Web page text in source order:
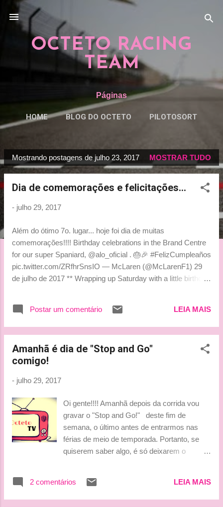
OCTETO RACING
TEAM
Páginas
HOME BLOG DO OCTETO PILOTOSORT
P
o
Mostrando postagens de julho 23, 2017 MOSTRAR TUDO
Dia de comemorações e felicitações...
- julho 29, 2017
Além do ótimo 7o. lugar... hoje foi dia de muitas
comemorações!!!! Birthday celebrations in the Brand Centre
for our super Spaniard, @alo_oficial . 🎂🎉 #FelizCumpleaños
pic.twitter.com/ZRfhrSnsIO — McLaren (@McLarenF1) 29
de julho de 2017 ** Wrapping up Saturday with a little birthday
de julho de 2017 ** Con @PedrodelaRosa1 @Carlossainz55
en el cumple de @alo_oficial #GPHungria
(@Christian_F1) 29 de julho de 2017 ** It's paddock #party
time for @alo_oficial down at #McLarenHonda . The place
#samurai pic.twitter.com/Re7z3HSRNR — Honda Racing F1
(@HondaRacingF1) 29 de julho de 2017 ** Moko felicita el
cumpleaños a @alo_oficial pic.twitter.com/73J28aQ9n6 —
Christian García (@Christian_F1) 29 de julho de 2017 **
Today ...
Postar um comentário LEIA MAIS
Amanhã é dia de "Stop and Go"
comigo!
- julho 29, 2017
Oi gente!!!! Amanhã depois da corrida vou
gravar o "Stop and Go!" deste fim de
semana, o último antes de entrarmos nas
férias de meio de temporada. Portanto, se
quiserem saber algo, é só deixarem o
2 comentários LEIA MAIS